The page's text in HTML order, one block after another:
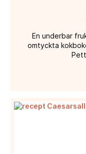
En underbar
omtyckta